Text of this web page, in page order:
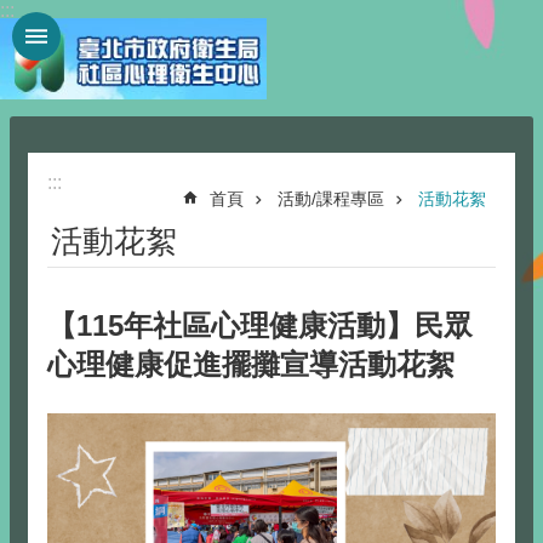
跳到主要內容區塊
:::
:::
首頁 活動/課程專區 活動花絮
活動花絮
【115年社區心理健康活動】民眾
心理健康促進擺攤宣導活動花絮